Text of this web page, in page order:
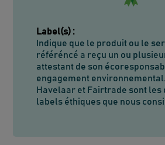
Label(s) :
Indique que le produit ou le
référéncé a reçu un ou
attestant de son
engagement
Havelaar et Fairtrade sont les
labels éthiques que nous